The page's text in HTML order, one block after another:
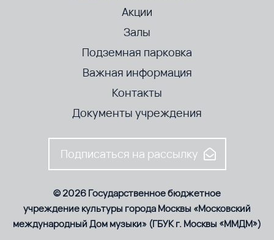
Акции
Залы
Подземная парковка
Важная информация
Контакты
Документы учреждения
Подписаться на рассылку
© 2026 Государственное бюджетное
учреждение культуры города Москвы «Московский
международный Дом музыки» (ГБУК г. Москвы «ММДМ»)